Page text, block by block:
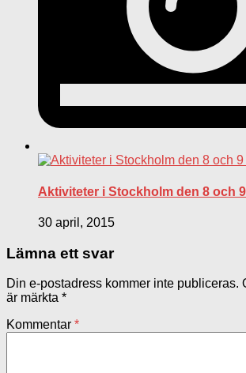
Aktiviteter i Stockholm den 8 och
30 april, 2015
Lämna ett svar
Din e-postadress kommer inte publiceras.
är märkta *
Kommentar *